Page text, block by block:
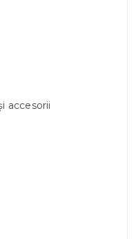
accesorii